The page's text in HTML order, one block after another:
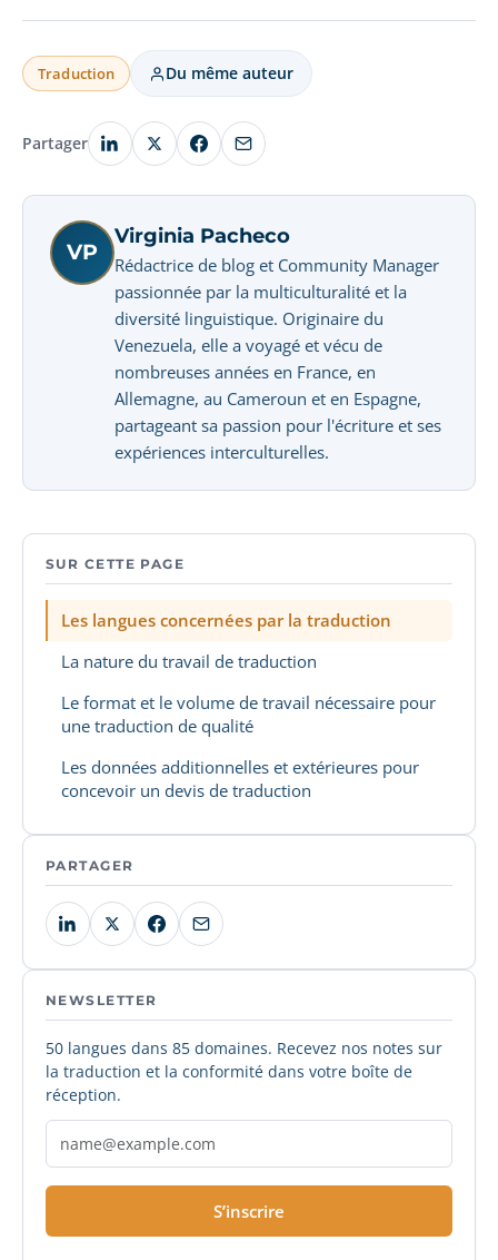
Traduction Du même auteur
Partager
VP
Virginia Pacheco
Rédactrice de blog et Community Manager
passionnée par la multiculturalité et la
diversité linguistique. Originaire du
Venezuela, elle a voyagé et vécu de
nombreuses années en France, en
Allemagne, au Cameroun et en Espagne,
partageant sa passion pour l'écriture et ses
expériences interculturelles.
SUR CETTE PAGE
Les langues concernées par la traduction
La nature du travail de traduction
Le format et le volume de travail nécessaire pour
une traduction de qualité
Les données additionnelles et extérieures pour
concevoir un devis de traduction
PARTAGER
NEWSLETTER
50 langues dans 85 domaines. Recevez nos notes sur
la traduction et la conformité dans votre boîte de
réception.
S’inscrire